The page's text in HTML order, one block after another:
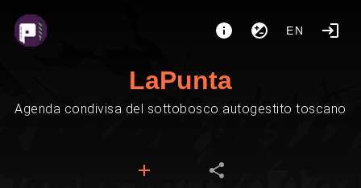
EN
LaPunta
Agenda condivisa del sottobosco autogestito toscano